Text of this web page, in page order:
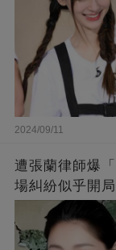
2024/09/11
遭張蘭律師爆
場糾紛似乎開